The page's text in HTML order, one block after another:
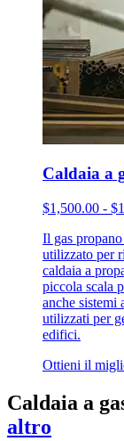
Caldaia a
$1,500.00 -
Il gas
utilizzato per
caldaia a
piccola scala
anche sistemi
utilizzati per
edifici.
Ottieni il
Caldaia a
altro